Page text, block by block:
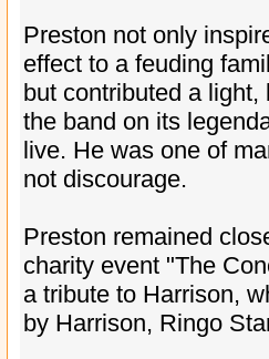
Preston not only
effect to a feuding
but contributed a
the band on its
live. He was one of
not discourage.
Preston remained
charity event "The
a tribute to Harrison,
by Harrison, Ringo